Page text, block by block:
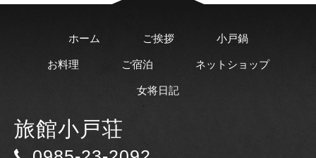
ホーム ご挨拶 小戸鍋
お料理 ご宿泊 ネットショップ
女将日記
旅館小戸荘